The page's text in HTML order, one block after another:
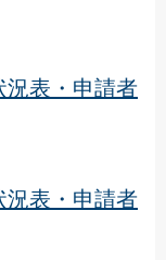
況表・申請者
況表・申請者